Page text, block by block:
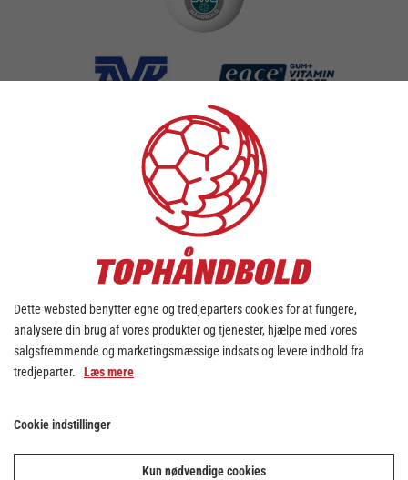
TILFØJ KAMPE TIL DIN KALENDER
DOWNLOAD KALENDER
onsdag - 15. april
Der er ingen kampe på den
dato
Dette websted benytter egne og tredjeparters cookies for at fungere,
analysere din brug af vores produkter og tjenester, hjælpe med vores
salgsfremmende og marketingsmæssige indsats og levere indhold fra
tredjeparter. Læs mere
Cookie indstillinger
Kun nødvendige cookies